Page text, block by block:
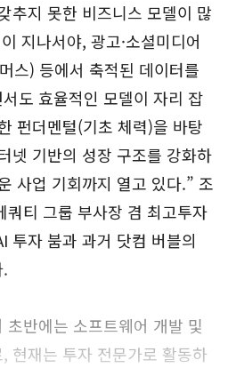
추지 못한 비즈니스 모델이 많
지나서야, 광고·소셜미디어
스) 등에서 축적된 데이터를
도 효율적인 모델이 자리 잡
펀더멘털(기초 체력)을 바탕
넷 기반의 성장 구조를 강화하
사업 기회까지 열고 있다.” 조
쿼티 그룹 부사장 겸 최고투자
투자 붐과 과거 닷컴 버블의
반에는 소프트웨어 개발 및
현재는 투자 전문가로 활동하